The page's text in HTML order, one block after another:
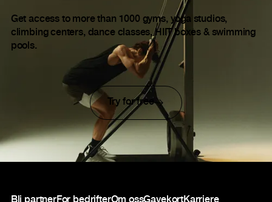
Get access to more than 1000 gyms, yoga studios,
climbing centers, dance classes, HIIT boxes & swimming
pools.
Try for free